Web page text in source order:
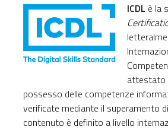
ICDL è la
attestato
possesso delle competenze
verificate mediante il superamento
contenuto è definito a livello